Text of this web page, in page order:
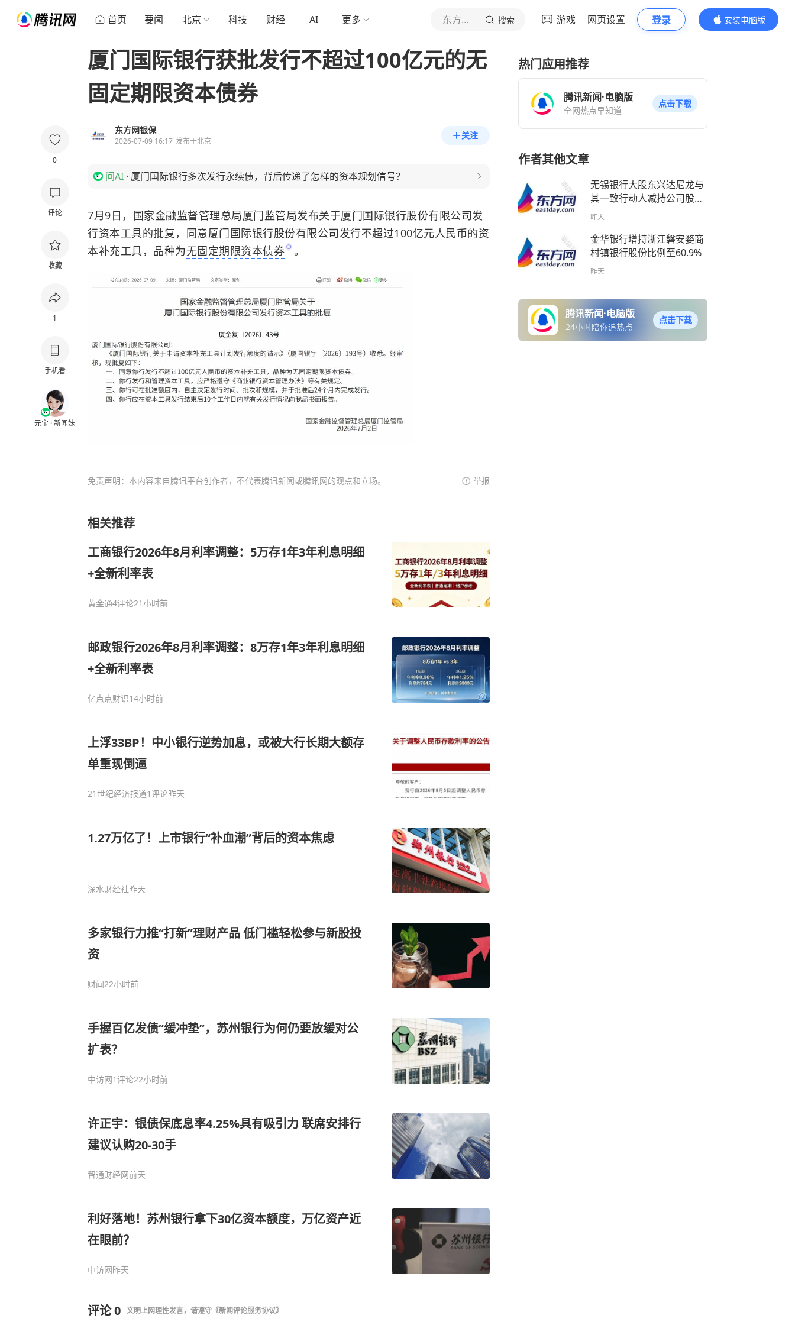
首页 要闻 北京 科技 财经 AI 更多 东方网银保 搜索 游戏 网页设置 登录
安装电脑版
内容更精彩
0
评论
收藏
1
手机看
元宝 · 新闻妹
厦门国际银行获批发行不超过100亿元的无
固定期限资本债券
东方网银保
2026-07-09 16:17 发布于北京
关注
问AI · 厦门国际银行多次发行永续债，背后传递了怎样的资本规划信号？
7月9日，国家金融监督管理总局厦门监管局发布关于厦门国际银行股份有限公司发
行资本工具的批复，同意厦门国际银行股份有限公司发行不超过100亿元人民币的资
本补充工具，品种为无固定期限资本债券 。
免责声明：本内容来自腾讯平台创作者，不代表腾讯新闻或腾讯网的观点和立场。 举报
相关推荐
工商银行2026年8月利率调整：5万存1年3年利息明细
+全新利率表
黄金通4评论21小时前
邮政银行2026年8月利率调整：8万存1年3年利息明细
+全新利率表
亿点点财识14小时前
上浮33BP！中小银行逆势加息，或被大行长期大额存
单重现倒逼
21世纪经济报道1评论昨天
1.27万亿了！上市银行“补血潮”背后的资本焦虑
深水财经社昨天
多家银行力推“打新”理财产品 低门槛轻松参与新股投
资
财闻22小时前
手握百亿发债“缓冲垫”，苏州银行为何仍要放缓对公
扩表？
中访网1评论22小时前
许正宇：银债保底息率4.25%具有吸引力 联席安排行
建议认购20-30手
智通财经网前天
利好落地！苏州银行拿下30亿资本额度，万亿资产近
在眼前？
中访网昨天
评论0 文明上网理性发言，请遵守 《新闻评论服务协议》
热门应用推荐
腾讯新闻·电脑版
全网热点早知道
点击下载
作者其他文章
无锡银行大股东兴达尼龙与
其一致行动人减持公司股份
不超过0.43亿股
昨天
金华银行增持浙江磐安婺商
村镇银行股份比例至60.9%
昨天
腾讯新闻·电脑版
24小时陪你追热点
点击下载